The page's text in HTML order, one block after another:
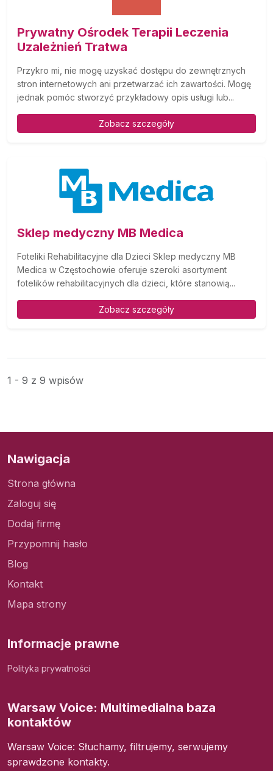
Prywatny Ośrodek Terapii Leczenia
Uzależnień Tratwa
Przykro mi, nie mogę uzyskać dostępu do zewnętrznych
stron internetowych ani przetwarzać ich zawartości. Mogę
jednak pomóc stworzyć przykładowy opis usługi lub...
Zobacz szczegóły
Sklep medyczny MB Medica
Foteliki Rehabilitacyjne dla Dzieci Sklep medyczny MB
Medica w Częstochowie oferuje szeroki asortyment
fotelików rehabilitacyjnych dla dzieci, które stanowią...
Zobacz szczegóły
1 - 9 z 9 wpisów
Nawigacja
Strona główna
Zaloguj się
Dodaj firmę
Przypomnij hasło
Blog
Kontakt
Mapa strony
Informacje prawne
Polityka prywatności
Warsaw Voice: Multimedialna baza
kontaktów
Warsaw Voice: Słuchamy, filtrujemy, serwujemy
sprawdzone kontakty.